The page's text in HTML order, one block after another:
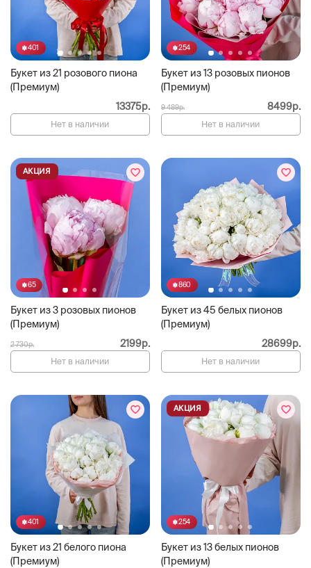
401
Букет из 21 розового пиона
(Премиум)
13375р.
Нет в наличии
254
Букет из 13 розовых пионов
(Премиум)
9 489р. 8499р.
Нет в наличии
65
Букет из 3 розовых пионов
(Премиум)
АКЦИЯ
2 730р. 2199р.
Нет в наличии
860
Букет из 45 белых пионов
(Премиум)
28699р.
Нет в наличии
401
Букет из 21 белого пиона
(Премиум)
254
Букет из 13 белых пионов
(Премиум)
АКЦИЯ